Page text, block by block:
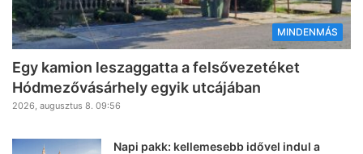
MINDENMÁS
Egy kamion leszaggatta a felsővezetéket
Hódmezővásárhely egyik utcájában
2026, augusztus 8. 09:56
Napi pakk: kellemesebb idővel indul a